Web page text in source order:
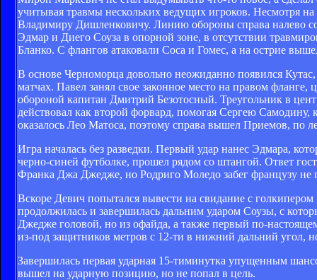
учитывая травмы нескольких ведущих игроков. Несмотря
Владимиру Дишленковичу. Линию обороны справа налево
Эдмар и Диего Соуза в опорной зоне, в отсутствии
Бланко. С флангов атаковали Соса и Гомес, а на острие
В основе Черноморца довольно неожиданно появился
матчах. Павел занял свое законное место на правом
обороной капитан Дмитрий Безотосный. Треугольник в
действовал как второй форвард, помогая Сергею
оказалось Лео Матоса, поэтому справа вышел Приемов,
Игра началась без разведки. Первый удар нанес Эдмара,
черно-синей футболке, прошел рядом со штангой. Ответ
Франка Джа Джедже, но Родриго Моледо забег французу не
Вскоре Девич попытался вывести на свидание с
продолжилась и завершилась дальним ударом Соузы, с
Джедже головой, но из офайда, а также первый по-
из-под защитников метров с 12-ти в нижний дальний угол,
Завершилась первая ударная 15-тиминутка упущенным
вышел на ударную позицию, но не попал в цель.